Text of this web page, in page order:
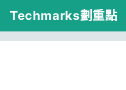
跳
主
Techmarks劃重點